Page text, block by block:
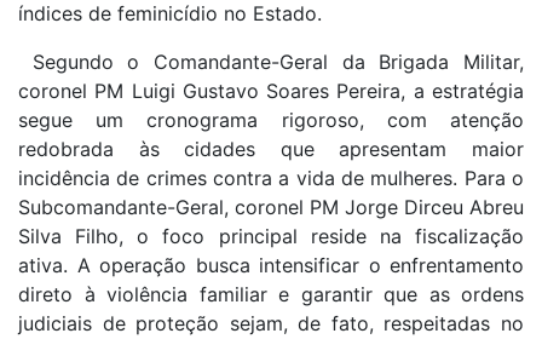
índices de feminicídio no Estado.
Segundo o Comandante-Geral da Brigada Militar,
coronel PM Luigi Gustavo Soares Pereira, a estratégia
segue um cronograma rigoroso, com atenção
redobrada às cidades que apresentam maior
incidência de crimes contra a vida de mulheres. Para o
Subcomandante-Geral, coronel PM Jorge Dirceu Abreu
Silva Filho, o foco principal reside na fiscalização
ativa. A operação busca intensificar o enfrentamento
direto à violência familiar e garantir que as ordens
judiciais de proteção sejam, de fato, respeitadas no